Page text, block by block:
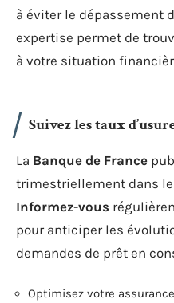
à éviter le dépassement
expertise permet de
à votre situation
Suivez les taux
La Banque de France
trimestriellement dans le
Informez-vous
pour anticiper les
demandes de prêt en
Optimisez votre